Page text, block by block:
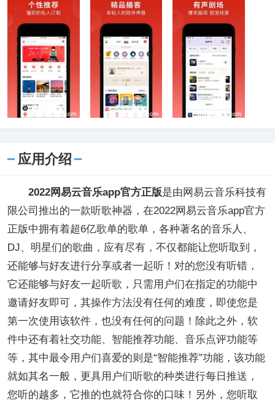
应用介绍
2022网易云音乐app官方正版是由网易云音乐科技有
限公司推出的一款听歌神器，在2022网易云音乐app官方
正版中拥有着超6亿歌单的歌单，各种著名的音乐人、
DJ、明星们的歌曲，应有尽有，不仅都能让您听取到，
还能够与好友进行分享或者一起听！对的您没有听错，
它还能够与好友一起听歌，只需用户们在指定的功能中
邀请好友即可，其操作方法没有任何的难度，即使您是
第一次使用该软件，也没有任何的问题！除此之外，软
件中还有着社交功能、智能推荐功能、音乐点评功能等
等，其中最令用户们喜爱的则是“智能推荐”功能，该功能
就如其名一般，更具用户们听歌的种类进行每日推送，
您听的越多，它推的也就符合你的口味！另外，您听取